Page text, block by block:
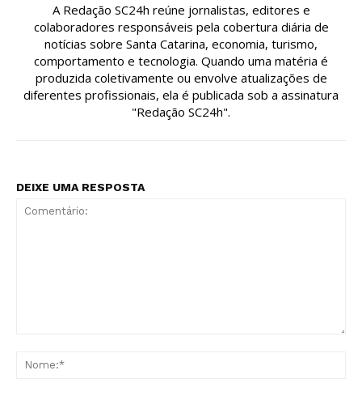
A Redação SC24h reúne jornalistas, editores e
colaboradores responsáveis pela cobertura diária de
notícias sobre Santa Catarina, economia, turismo,
comportamento e tecnologia. Quando uma matéria é
produzida coletivamente ou envolve atualizações de
diferentes profissionais, ela é publicada sob a assinatura
"Redação SC24h".
DEIXE UMA RESPOSTA